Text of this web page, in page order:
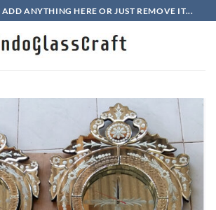
ADD ANYTHING HERE OR JUST REMOVE IT...